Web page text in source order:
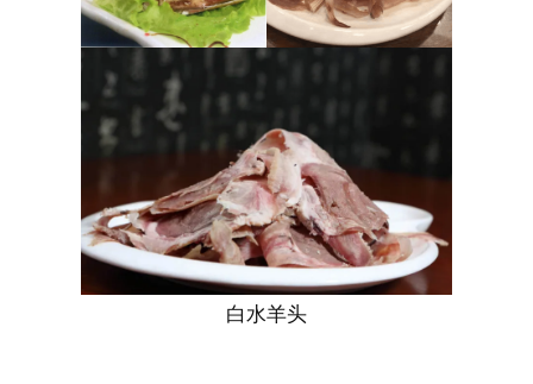
白水羊头